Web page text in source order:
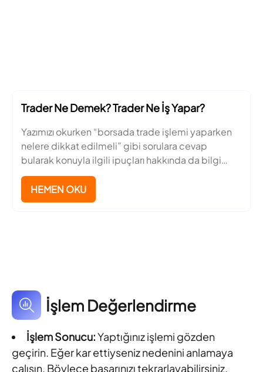
Trader Ne Demek? Trader Ne İş Yapar?
Yazımızı okurken “borsada trade işlemi yaparken
nelere dikkat edilmeli” gibi sorulara cevap
bularak konuyla ilgili ipuçları hakkında da bilgi
sahibi de olacaksınız.
HEMEN OKU
İşlem Değerlendirme
İşlem Sonucu:Yaptığınız işlemi gözden
geçirin. Eğer kar ettiyseniz nedenini anlamaya
çalışın. Böylece başarınızı tekrarlayabilirsiniz.